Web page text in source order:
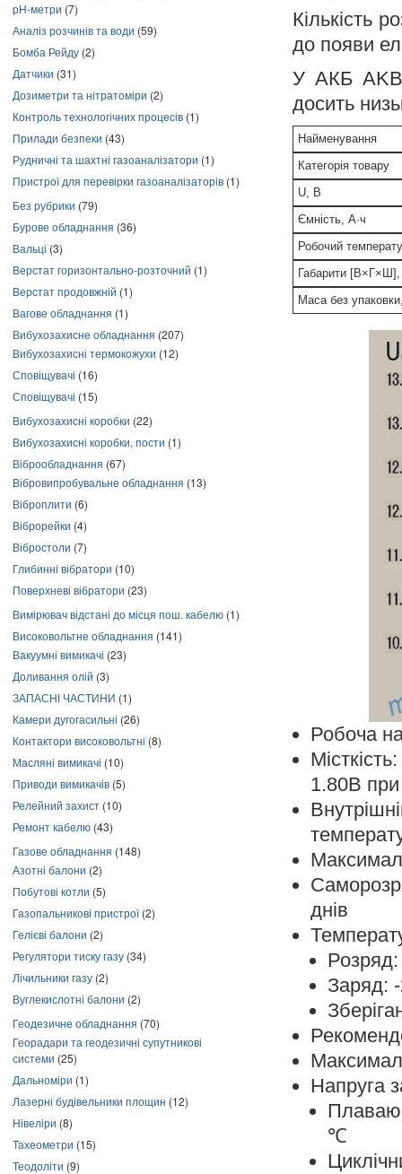
pH-метри (7)
Аналіз розчинів та води (59)
Бомба Рейду (2)
Датчики (31)
Дозиметри та нітратоміри (2)
Контроль технологічних процесів (1)
Прилади безпеки (43)
Рудничні та шахтні газоаналізатори (1)
Пристрої для перевірки газоаналізаторів (1)
Без рубрики (79)
Бурове обладнання (36)
Вальці (3)
Верстат горизонтально-розточний (1)
Верстат продовжній (1)
Вагове обладнання (1)
Вибухозахисне обладнання (207)
Вибухозахисні термокожухи (12)
Сповіщувачі (16)
Сповіщувачі (15)
Вибухозахисні коробки (22)
Вибухозахисні коробки, пости (1)
Віброобладнання (67)
Вібровипробувальне обладнання (13)
Віброплити (6)
Віброрейки (4)
Вібростоли (7)
Глибинні вібратори (10)
Поверхневі вібратори (23)
Вимірювач відстані до місця пош. кабелю (1)
Високовольтне обладнання (141)
Вакуумні вимикачі (23)
Доливання олій (3)
ЗАПАСНІ ЧАСТИНИ (1)
Камери дугогасильні (26)
Контактори високовольтні (8)
Масляні вимикачі (10)
Приводи вимикачів (5)
Релейний захист (10)
Ремонт кабелю (43)
Газове обладнання (148)
Азотні балони (2)
Побутові котли (5)
Газопальникові пристрої(2)
Гелієві балони (2)
Регулятори тиску газу (34)
Лічильники газу (2)
Вуглекислотні балони (2)
Геодезичне обладнання (70)
Георадари та геодезичні супутникові
системи (25)
Дальноміри (1)
Лазерні будівельники площин (12)
Нівеліри (8)
Тахеометри (15)
Теодоліти (9)
Кількість
до появи
У АКБ AKB
досить
Найменування
Категорія товару
U, В
Ємність, А·ч
Робочий
Габарити
Маса без
Робоча
1.80В
днів
Заряд:
Напруга
℃